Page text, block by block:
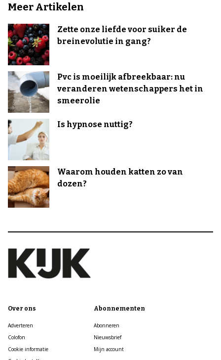
Meer Artikelen
Zette onze liefde voor suiker de
breinevolutie in gang?
Pvc is moeilijk afbreekbaar: nu
veranderen wetenschappers het in
smeerolie
Is hypnose nuttig?
Waarom houden katten zo van
dozen?
Over ons
Adverteren
Colofon
Cookie informatie
Abonnementen
Abonneren
Nieuwsbrief
Mijn account